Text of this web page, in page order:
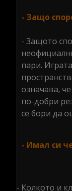
- Защо
- Защото
пари.
означава,
по-добри
се бори да
- Имал си
- Колкото и